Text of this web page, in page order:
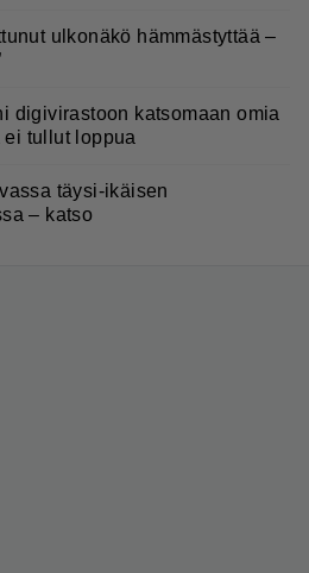
ulkonäkö hämmästyttää –
digivirastoon katsomaan omia
tullut loppua
täysi-ikäisen
– katso